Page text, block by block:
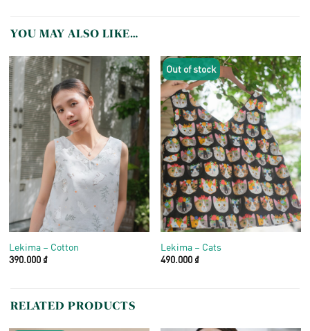
YOU MAY ALSO LIKE…
Lekima – Cotton
390.000 ₫
Out of stock
Lekima – Cats
490.000 ₫
RELATED PRODUCTS